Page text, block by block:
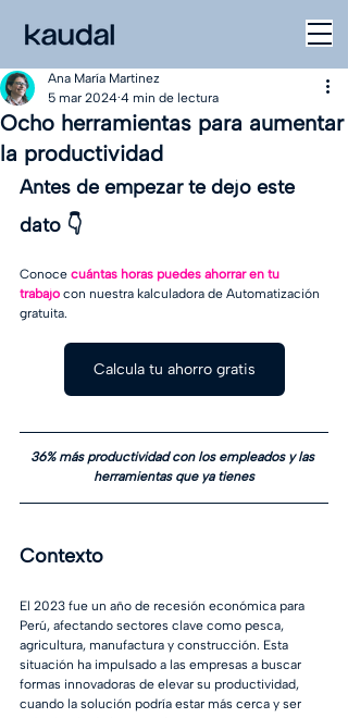
Ocho herramientas para aumentar
la productividad
Ana María Martinez
5 mar 2024 4 min de lectura
Antes de empezar te dejo este
dato 👇
Conoce cuántas horas puedes ahorrar en tu
trabajo con nuestra kalculadora de Automatización
gratuita.
Calcula tu ahorro gratis
36% más productividad con los empleados y las
herramientas que ya tienes
Contexto
El 2023 fue un año de recesión económica para
Perú, afectando sectores clave como pesca,
agricultura, manufactura y construcción. Esta
situación ha impulsado a las empresas a buscar
formas innovadoras de elevar su productividad,
cuando la solución podría estar más cerca y ser